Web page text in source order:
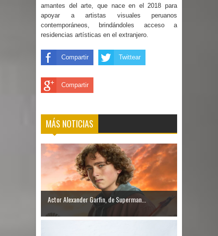
amantes del arte, que nace en el 2018 para
apoyar a artistas visuales peruanos
contemporáneos, brindándoles acceso a
residencias artísticas en el extranjero.
Compartir Twittear
Compartir
MÁS NOTICIAS
Actor Alexander Garfin, de Superman...